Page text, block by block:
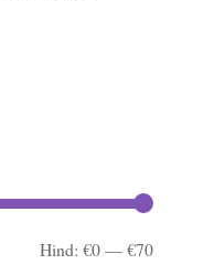
Hind:€0—€70